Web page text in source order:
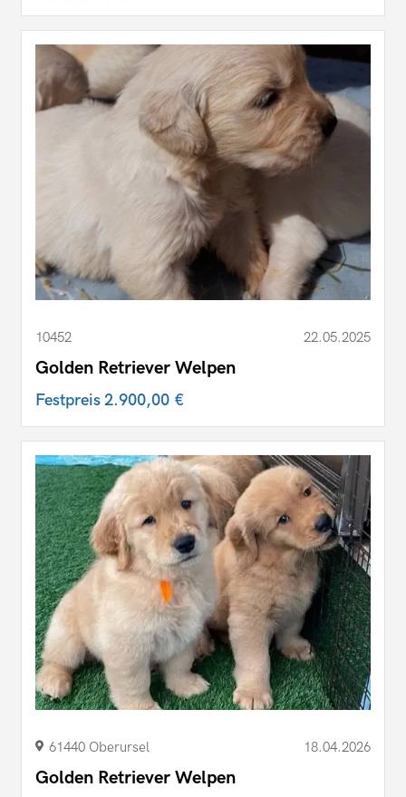
10452 22.05.2025
Golden Retriever Welpen
Festpreis2.900,00 €
61440 Oberursel 18.04.2026
Golden Retriever Welpen